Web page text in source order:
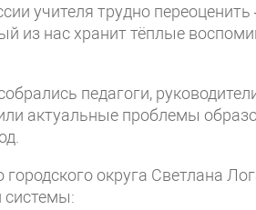
учителя трудно
из нас хранит тёплые
педагоги,
актуальные проблемы
городского округа Светлана
системы: